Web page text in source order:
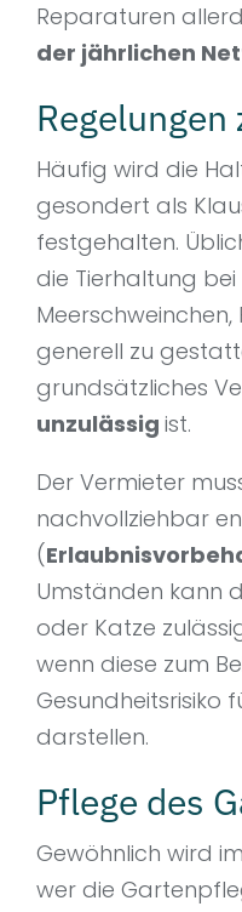
Reparaturen
der jährlichen
Häufig wird die
gesondert als
festgehalten.
die Tierhaltung
generell zu
grundsätzliches
unzulässig ist.
Der Vermieter
nachvollziehbar
(
Umständen kann
oder Katze
wenn diese zum
Gesundheitsrisiko
darstellen.
Pflege des
Gewöhnlich wird
wer die